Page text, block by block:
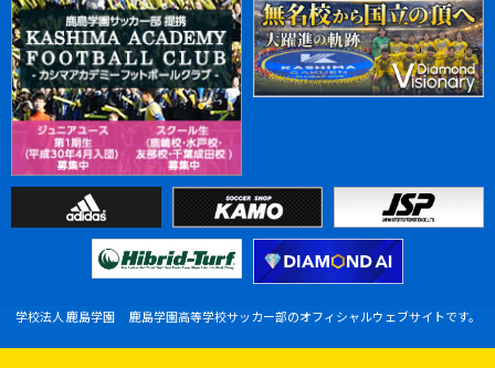
学校法人 鹿島学園 鹿島学園高等学校サッカー部のオフィシャルウェブサイトです。